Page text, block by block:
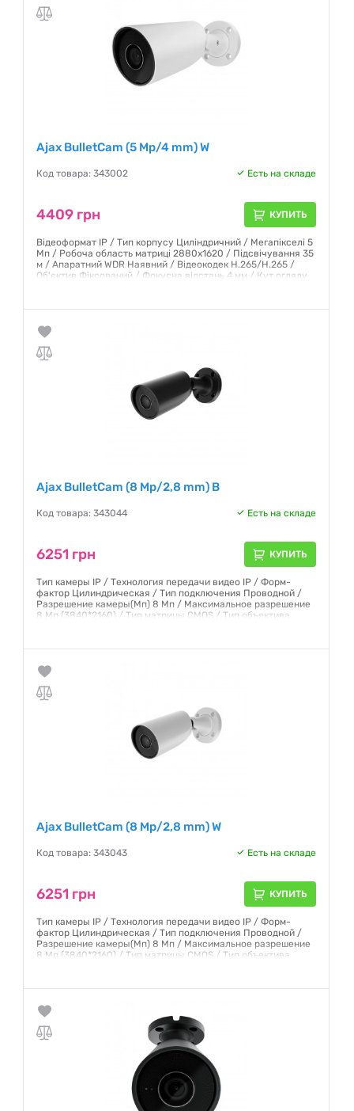
Ajax BulletCam (5 Mp/4 mm) W
Код товара: 343002 Есть на складе
4409 грн КУПИТЬ
Відеоформат IP / Тип корпусу Циліндричний / Мегапікселі 5
Мп / Робоча область матриці 2880х1620 / Підсвічування 35
м / Апаратний WDR Наявний / Відеокодек H.265/H.265 /
Об'єктив Фіксований / Фокусна відстань 4 мм / Кут огляду
Гарантия:12 месяцев
Ajax BulletCam (8 Mp/2,8 mm) B
Код товара: 343044 Есть на складе
6251 грн КУПИТЬ
Тип камеры IP / Технология передачи видео IP / Форм-
фактор Цилиндрическая / Тип подключения Проводной /
Разрешение камеры(Мп) 8 Мп / Максимальное разрешение
8 Мп (3840*2160) / Тип матрицы CMOS / Тип объектива
горизонтали от 100° до 110°
Гарантия:
Ajax BulletCam (8 Mp/2,8 mm) W
Код товара: 343043 Есть на складе
6251 грн КУПИТЬ
Тип камеры IP / Технология передачи видео IP / Форм-
фактор Цилиндрическая / Тип подключения Проводной /
Разрешение камеры(Мп) 8 Мп / Максимальное разрешение
8 Мп (3840*2160) / Тип матрицы CMOS / Тип объектива
горизонтали от 100° до 110°
Гарантия: